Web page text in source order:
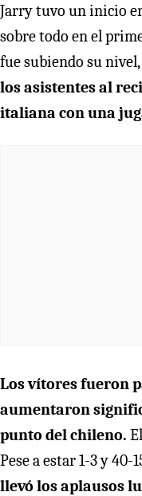
Jarry tuvo un inicio
sobre todo en el
fue subiendo su nivel,
los asistentes al
italiana con una
Los vítores fueron
aumentaron
punto del chileno.
Pese a estar 1-3 y
llevó los aplausos